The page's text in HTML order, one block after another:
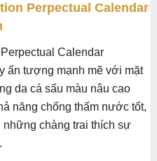
Perpectual Calendar
Calendar
ấn tượng mạnh mẽ với mặt
da cá sấu màu nâu cao
năng chống thấm nước tốt,
chàng trai thích sự